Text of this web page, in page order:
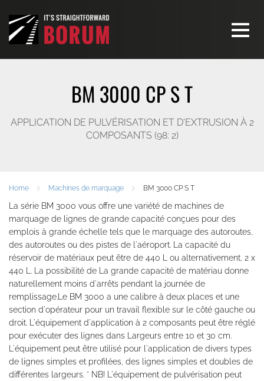
Toggle
BM 3000 CP S T
APPLICATION DE PULVÉRISATION ET D'EXTRUSION À 2
COMPOSANTS (98: 2)
Home Machines de marquage BM 3000 CP S T
La série BM 3000 vous offre une variété de machines de
marquage de lignes de grande capacité conçues pour des
emplois à grande échelle tels que le marquage des autoroutes,
des autoroutes ou des pistes de l'aéroport. La capacité du
réservoir de matériaux peut être de 440 L ou alternativement, 2 x
440 L. La possibilité de La grande capacité de matériau donne
naturellement moins d'arrêts pendant la journée de
remplissage.Le BM 3000 a une calibre à deux places et une
section d'opérateur pour un travail flexible sur le côté gauche ou
droit. L'équipement d'application à 2 composants peut être réglé
pour exécuter des lignes dans Largeurs entre 10 et 30 cm.
L'équipement peut être utilisé pour l'application de divers types
de lignes simples et profilées, des lignes simples et doubles de
différentes largeurs. * NB! L'équipement de pulvérisation peut